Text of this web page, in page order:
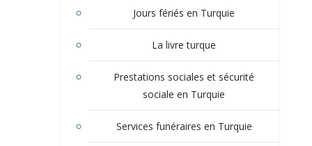
Jours fériés en Turquie
La livre turque
Prestations sociales et sécurité
sociale en Turquie
Services funéraires en Turquie